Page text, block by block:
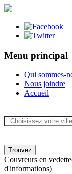
Menu principal
Qui sommes-
Nous joindre
Accueil
Couvreurs en vedette
d'informations)